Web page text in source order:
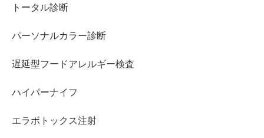
トータル診断
パーソナルカラー診断
遅延型フードアレルギー検査
ハイパーナイフ
エラボトックス注射